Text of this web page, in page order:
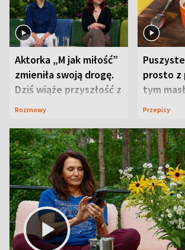
Aktorka „M jak miłość”
zmieniła swoją drogę.
Dziś wiąże przyszłość z
neurobiologią
Rozmowy
prosto z
tym
jeszcze
Przepisy